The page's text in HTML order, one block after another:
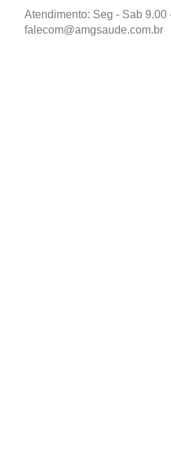
Atendimento: Seg - Sab 9.00
falecom@amgsaude.com.br